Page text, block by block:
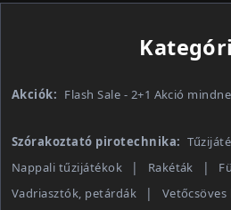
Akciók: Flash Sale - 2+1 Akció
Szórakoztató pirotechnika:
Nappali tűzijátékok
Rakéták
Vadriasztók, petárdák